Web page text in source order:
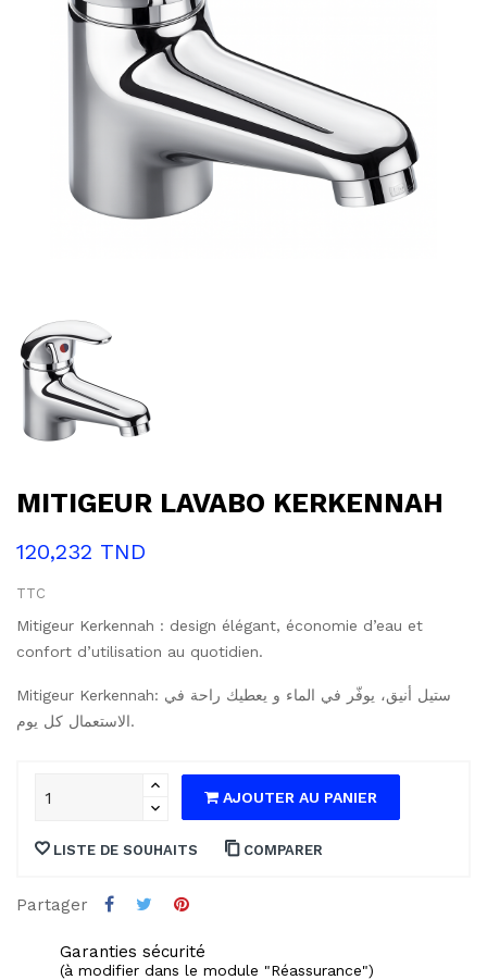
MITIGEUR LAVABO KERKENNAH
120,232 TND
TTC
Mitigeur Kerkennah : design élégant, économie d’eau et
confort d’utilisation au quotidien.
Mitigeur Kerkennah: ستيل أنيق، يوفّر في الماء و يعطيك راحة في
الاستعمال كل يوم.
AJOUTER AU PANIER
LISTE DE SOUHAITS COMPARER
Partager
Garanties sécurité
(à modifier dans le module "Réassurance")